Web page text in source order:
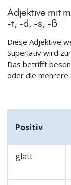
Adjektive mit
-t, -d, -s, -ß
Diese Adjektive
Superlativ wird
Das betrifft
oder die mehrere
Positiv
glatt